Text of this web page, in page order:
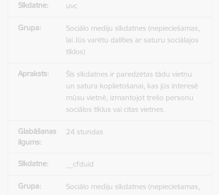
uvc
Sociālo mediju sīkdatnes (nepieciešamas,
lai Jūs varētu dalīties ar saturu sociālajos
tīklos)
Šīs sīkdatnes ir paredzētas tādu vietņu
un satura koplietošanai, kas jūs interesē
mūsu vietnē, izmantojot trešo personu
sociālos tīklus vai citas vietnes.
24 stundas
__cfduid
Sociālo mediju sīkdatnes (nepieciešamas,